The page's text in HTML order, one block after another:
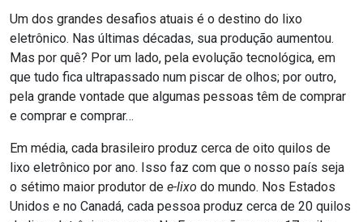
Um dos grandes desafios atuais é o destino do lixo
eletrônico. Nas últimas décadas, sua produção aumentou.
Mas por quê? Por um lado, pela evolução tecnológica, em
que tudo fica ultrapassado num piscar de olhos; por outro,
pela grande vontade que algumas pessoas têm de comprar
e comprar e comprar…
Em média, cada brasileiro produz cerca de oito quilos de
lixo eletrônico por ano. Isso faz com que o nosso país seja
o sétimo maior produtor de e-lixo do mundo. Nos Estados
Unidos e no Canadá, cada pessoa produz cerca de 20 quilos